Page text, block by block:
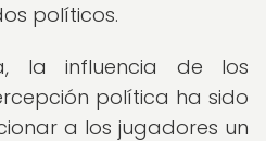
políticos.
la influencia de los
política ha sido
a los jugadores un